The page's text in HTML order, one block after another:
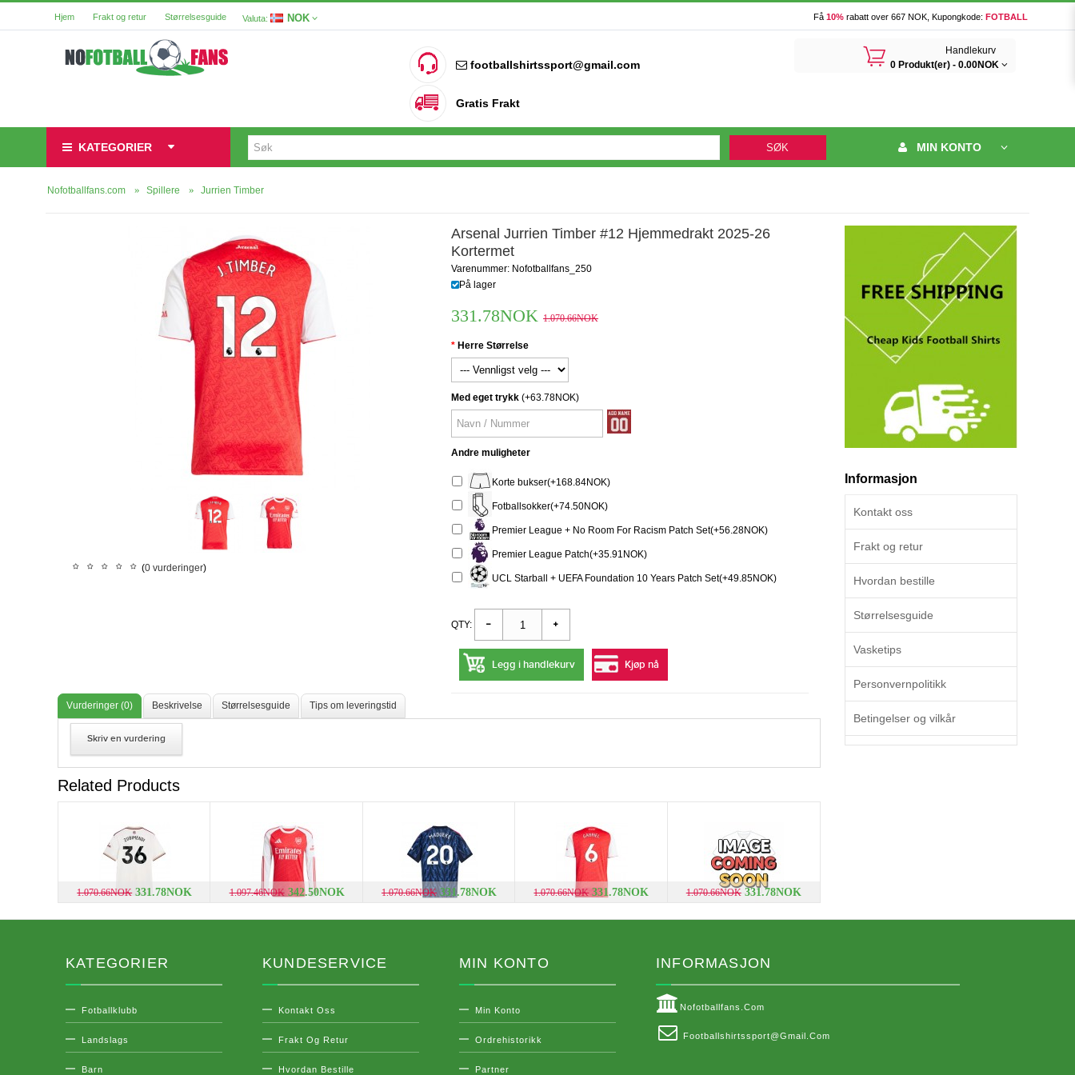
Hjem Frakt og retur Størrelsesguide Valuta: NOK Få 10% rabatt over 667 NOK, Kupongkode: FOTBALL
footballshirtssport@gmail.com
Gratis Frakt
󰃦
Handlekurv
0 Produkt(er) - 0.00NOK
KATEGORIER SØK MIN KONTO
Nofotballfans.com Spillere Jurrien Timber
(0 vurderinger)
Arsenal Jurrien Timber #12 Hjemmedrakt 2025-26
Kortermet
Varenummer: Nofotballfans_250
På lager
331.78NOK 1.070.66NOK
Herre Størrelse
Med eget trykk (+63.78NOK)
Andre muligheter
Korte bukser(+168.84NOK)
Fotballsokker(+74.50NOK)
Premier League + No Room For Racism Patch Set(+56.28NOK)
Premier League Patch(+35.91NOK)
UCL Starball + UEFA Foundation 10 Years Patch Set(+49.85NOK)
QTY:
Legg i handlekurv Kjøp nå
Vurderinger (0) Beskrivelse Størrelsesguide Tips om leveringstid
Skriv en vurdering
Related Products
1.070.66NOK 331.78NOK 1.097.46NOK 342.50NOK 1.070.66NOK 331.78NOK 1.070.66NOK 331.78NOK 1.070.66NOK 331.78NOK
Informasjon
Kontakt oss
Frakt og retur
Hvordan bestille
Størrelsesguide
Vasketips
Personvernpolitikk
Betingelser og vilkår
KATEGORIER
Fotballklubb
Landslags
Barn
KUNDESERVICE
Kontakt Oss
Frakt Og Retur
Hvordan Bestille
MIN KONTO
Min Konto
Ordrehistorikk
Partner
INFORMASJON
Nofotballfans.com
Footballshirtssport@gmail.com